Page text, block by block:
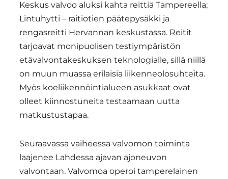
Keskus valvoo aluksi kahta reittiä Tampereella;
Lintuhytti – raitiotien päätepysäkki ja
rengasreitti Hervannan keskustassa. Reitit
tarjoavat monipuolisen testiympäristön
etävalvontakeskuksen teknologialle, sillä niillä
on muun muassa erilaisia liikenneolosuhteita.
Myös koeliikennöintialueen asukkaat ovat
olleet kiinnostuneita testaamaan uutta
matkustustapaa.
Seuraavassa vaiheessa valvomon toiminta
laajenee Lahdessa ajavan ajoneuvon
valvontaan. Valvomoa operoi tamperelainen